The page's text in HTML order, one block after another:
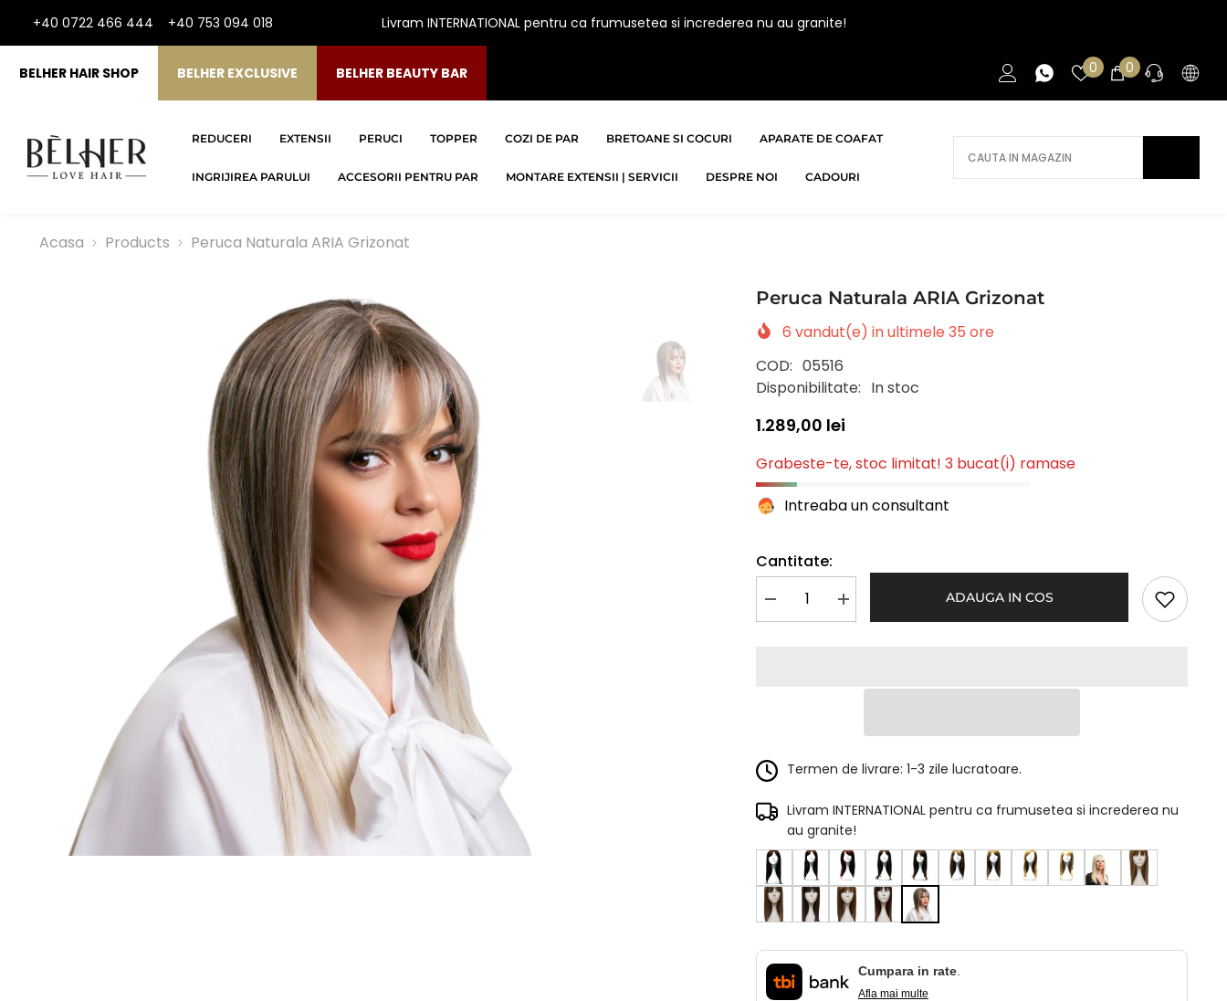
+40 0722 466 444 +40 753 094 018 Livram INTERNATIONAL pentru ca frumusetea si increderea nu au granite!
BELHER HAIR SHOP BELHER EXCLUSIVE BELHER BEAUTY BAR 0Liste
de
favorite
00
articole
AI NEVOIE DE AJUTOR?
REDUCERI EXTENSII PERUCI TOPPER COZI DE PAR BRETOANE SI COCURI APARATE DE COAFAT
INGRIJIREA PARULUI ACCESORII PENTRU PAR MONTARE EXTENSII | SERVICII DESPRE NOI CADOURI
Acasa Products Peruca Naturala ARIA Grizonat
Peruca Naturala ARIA Grizonat
6 vandut(e) in ultimele35 ore
COD: 05516
Disponibilitate: In stoc
1.289,00 lei
Grabeste-te, stoc limitat! 3 bucat(i) ramase
Intreaba un consultant
Cantitate:
cantitatea
Mareste
cantitatea
Grizonat
ADAUGA IN COS
Termen de livrare: 1-3 zile lucratoare.
Livram INTERNATIONAL pentru ca frumusetea si increderea nu
au granite!
Cumpara in rate.
Afla mai multe